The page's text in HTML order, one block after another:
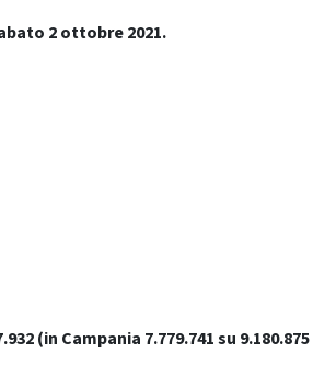
2 ottobre2021.
(in Campania 7.779.741 su 9.180.875